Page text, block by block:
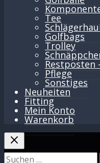
Tee
Golfbags
Trolley
Restposten
Pflege
Sonstiges
Neuheiten
Fitting
Mein Konto
Warenkorb
Suchen